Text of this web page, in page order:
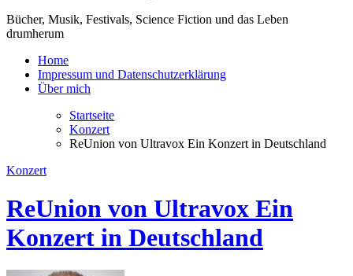
Bücher, Musik, Festivals, Science Fiction und das Leben
drumherum
Home
Impressum und Datenschutzerklärung
Über mich
Startseite
Konzert
ReUnion von Ultravox Ein Konzert in Deutschland
Konzert
ReUnion von Ultravox Ein
Konzert in Deutschland